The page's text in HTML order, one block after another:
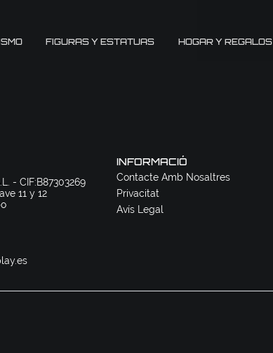
FIGURAS Y ESTATUAS HOGAR Y REGALOS
- CIF:B87303269
11 y 12
INFORMACIÓ
Contacte Amb Nosaltres
Privacitat
Avís Legal